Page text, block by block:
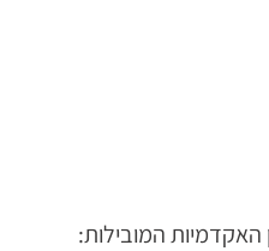
האקדמיות המובילות: